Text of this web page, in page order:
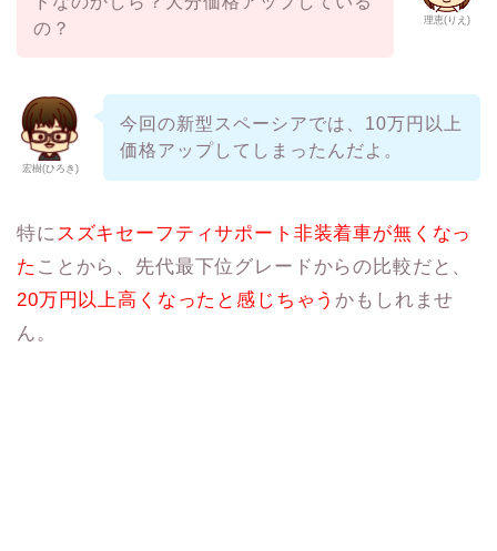
理恵(りえ)
の？
宏樹(ひろき)
今回の新型スペーシアでは、10万円以上
価格アップしてしまったんだよ。
特にスズキセーフティサポート非装着車が無くなっ
た ことから、先代最下位グレードからの比較だと、
20万円以上高くなったと感じちゃう かもしれませ
ん。